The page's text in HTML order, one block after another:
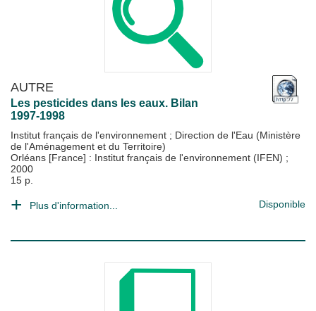
AUTRE
Les pesticides dans les eaux. Bilan
1997-1998
Institut français de l'environnement ; Direction de l'Eau (Ministère
de l'Aménagement et du Territoire)
Orléans [France] : Institut français de l'environnement (IFEN) ;
2000
15 p.
Plus d'information... Disponible